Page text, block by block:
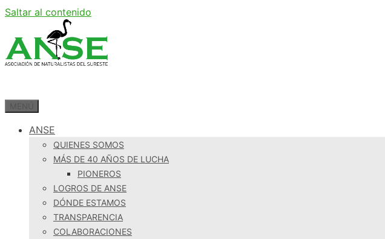
Saltar al contenido
ANSE
QUIENES SOMOS
MÁS DE 40 AÑOS DE LUCHA
PIONEROS
LOGROS DE ANSE
DÓNDE ESTAMOS
TRANSPARENCIA
COLABORACIONES